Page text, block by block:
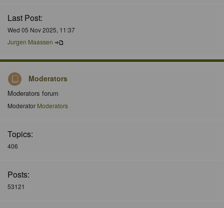
Last Post:
Wed 05 Nov 2025, 11:37
Jurgen Maassen
Moderators
Moderators forum
Moderator Moderators
Topics:
406
Posts:
53121